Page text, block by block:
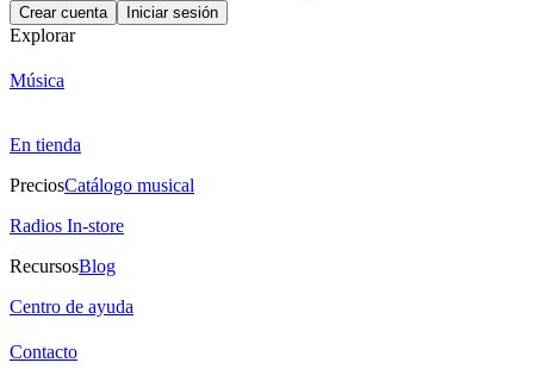
Crear cuenta Iniciar sesión
Explorar
Música
En tienda
PreciosCatálogo musical
Radios In-store
RecursosBlog
Centro de ayuda
Contacto